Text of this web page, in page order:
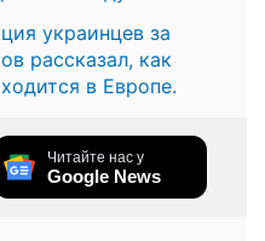
украинцев за
рассказал, как
в Европе.
Читайте нас у
Google News